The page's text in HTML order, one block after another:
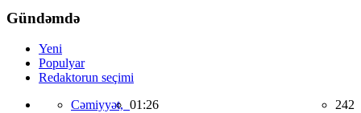
Gündəmdə
Yeni
Populyar
Redaktorun seçimi
Cəmiyyət, 01:26 242